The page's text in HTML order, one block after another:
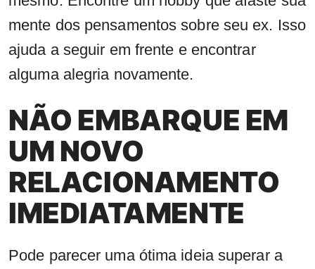
mente dos pensamentos sobre seu ex. Isso
ajuda a seguir em frente e encontrar
alguma alegria novamente.
NÃO EMBARQUE EM
UM NOVO
RELACIONAMENTO
IMEDIATAMENTE
Pode parecer uma ótima ideia superar a